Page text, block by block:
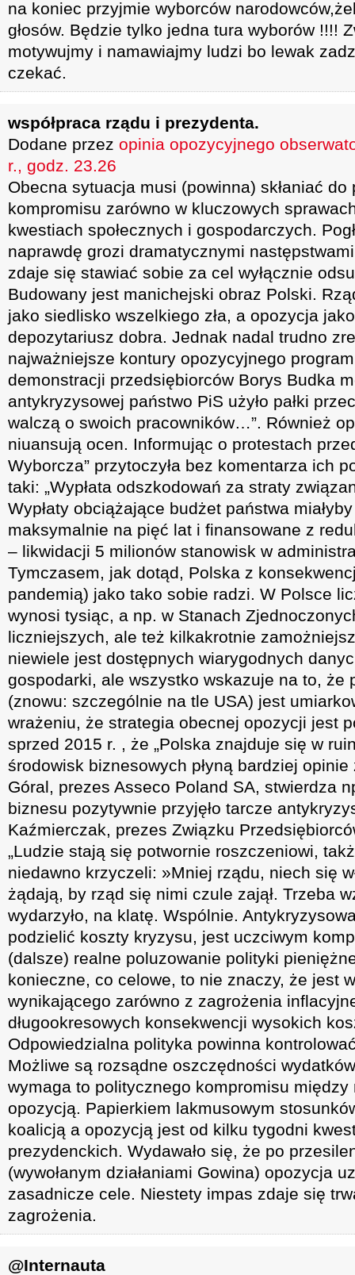
na koniec przyjmie wyborców
głosów. Będzie tylko jedna tura wyborów !!!!
motywujmy i namawiajmy ludzi bo lewak
czekać.
współpraca rządu i prezydenta.
Dodane przez opinia opozycyjnego
r., godz. 23.26
Obecna sytuacja musi (powinna) skłaniać do
kompromisu zarówno w kluczowych
kwestiach społecznych i gospodarczych.
naprawdę grozi dramatycznymi
zdaje się stawiać sobie za cel wyłącznie
Budowany jest manichejski obraz Polski.
jako siedlisko wszelkiego zła, a opozycja
depozytariusz dobra. Jednak nadal trudno
najważniejsze kontury opozycyjnego
demonstracji przedsiębiorców Borys Budka
antykryzysowej państwo PiS użyło pałki
walczą o swoich pracowników…”. Również
niuansują ocen. Informując o protestach
Wyborcza” przytoczyła bez komentarza ich
taki: „Wypłata odszkodowań za straty
Wypłaty obciążające budżet państwa
maksymalnie na pięć lat i finansowane z
– likwidacji 5 milionów stanowisk w
Tymczasem, jak dotąd, Polska z
pandemią) jako tako sobie radzi. W Polsce
wynosi tysiąc, a np. w Stanach
liczniejszych, ale też kilkakrotnie
niewiele jest dostępnych wiarygodnych
gospodarki, ale wszystko wskazuje na to, że
(znowu: szczególnie na tle USA) jest
wrażeniu, że strategia obecnej opozycji jest
sprzed 2015 r. , że „Polska znajduje się w
środowisk biznesowych płyną bardziej
Góral, prezes Asseco Poland SA, stwierdza
biznesu pozytywnie przyjęło tarcze
Kaźmierczak, prezes Związku
„Ludzie stają się potwornie roszczeniowi,
niedawno krzyczeli: »Mniej rządu, niech się
żądają, by rząd się nimi czule zajął. Trzeba
wydarzyło, na klatę. Wspólnie.
podzielić koszty kryzysu, jest uczciwym
(dalsze) realne poluzowanie polityki
konieczne, co celowe, to nie znaczy, że jest
wynikającego zarówno z zagrożenia
długookresowych konsekwencji wysokich
Odpowiedzialna polityka powinna
Możliwe są rozsądne oszczędności
wymaga to politycznego kompromisu
opozycją. Papierkiem lakmusowym
koalicją a opozycją jest od kilku tygodni
prezydenckich. Wydawało się, że po
(wywołanym działaniami Gowina) opozycja
zasadnicze cele. Niestety impas zdaje się
zagrożenia.
@Internauta